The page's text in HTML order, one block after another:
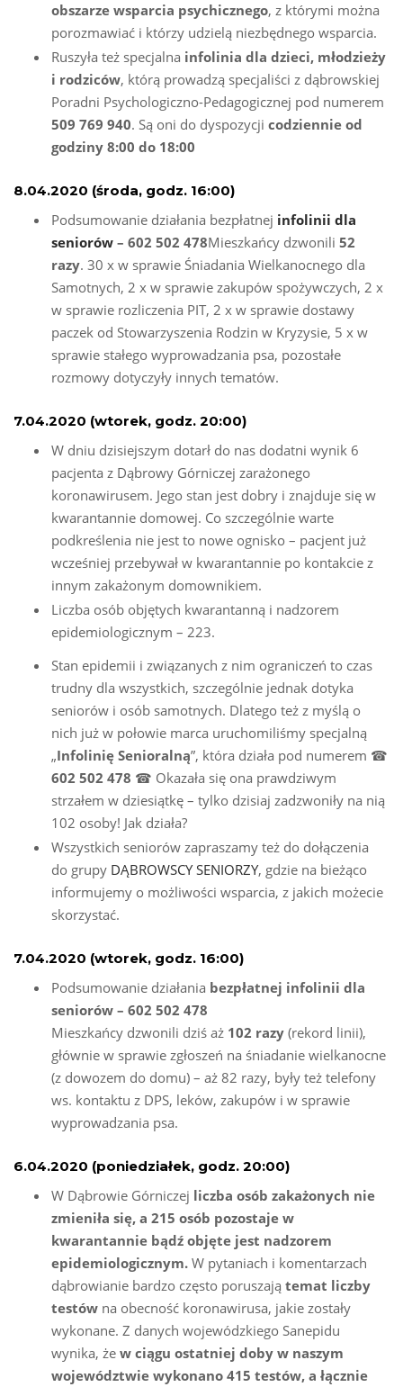
obszarze wsparcia psychicznego, z którymi można
porozmawiać i którzy udzielą niezbędnego wsparcia.
Ruszyła też specjalna infolinia dla dzieci, młodzieży
i rodziców, którą prowadzą specjaliści z dąbrowskiej
Poradni Psychologiczno-Pedagogicznej pod numerem
509 769 940. Są oni do dyspozycji codziennie od
godziny 8:00 do 18:00
8.04.2020 (środa, godz. 16:00)
Podsumowanie działania bezpłatnej infolinii dla
seniorów – 602 502 478Mieszkańcy dzwonili 52
razy. 30 x w sprawie Śniadania Wielkanocnego dla
Samotnych, 2 x w sprawie zakupów spożywczych, 2 x
w sprawie rozliczenia PIT, 2 x w sprawie dostawy
paczek od Stowarzyszenia Rodzin w Kryzysie, 5 x w
sprawie stałego wyprowadzania psa, pozostałe
rozmowy dotyczyły innych tematów.
7.04.2020 (wtorek, godz. 20:00)
W dniu dzisiejszym dotarł do nas dodatni wynik 6
pacjenta z Dąbrowy Górniczej zarażonego
koronawirusem. Jego stan jest dobry i znajduje się w
kwarantannie domowej. Co szczególnie warte
podkreślenia nie jest to nowe ognisko – pacjent już
wcześniej przebywał w kwarantannie po kontakcie z
innym zakażonym domownikiem.
Liczba osób objętych kwarantanną i nadzorem
epidemiologicznym – 223.
Stan epidemii i związanych z nim ograniczeń to czas
trudny dla wszystkich, szczególnie jednak dotyka
seniorów i osób samotnych. Dlatego też z myślą o
nich już w połowie marca uruchomiliśmy specjalną
„Infolinię Senioralną”, która działa pod numerem ☎
602 502 478 ☎ Okazała się ona prawdziwym
strzałem w dziesiątkę – tylko dzisiaj zadzwoniły na nią
102 osoby! Jak działa?
Wszystkich seniorów zapraszamy też do dołączenia
do grupy DĄBROWSCY SENIORZY, gdzie na bieżąco
informujemy o możliwości wsparcia, z jakich możecie
skorzystać.
7.04.2020 (wtorek, godz. 16:00)
Podsumowanie działania bezpłatnej infolinii dla
seniorów – 602 502 478
Mieszkańcy dzwonili dziś aż 102 razy (rekord linii),
głównie w sprawie zgłoszeń na śniadanie wielkanocne
(z dowozem do domu) – aż 82 razy, były też telefony
ws. kontaktu z DPS, leków, zakupów i w sprawie
wyprowadzania psa.
6.04.2020 (poniedziałek, godz. 20:00)
W Dąbrowie Górniczej liczba osób zakażonych nie
zmieniła się, a 215 osób pozostaje w
kwarantannie bądź objęte jest nadzorem
epidemiologicznym. W pytaniach i komentarzach
dąbrowianie bardzo często poruszają temat liczby
testów na obecność koronawirusa, jakie zostały
wykonane. Z danych wojewódzkiego Sanepidu
wynika, że w ciągu ostatniej doby w naszym
województwie wykonano 415 testów, a łącznie